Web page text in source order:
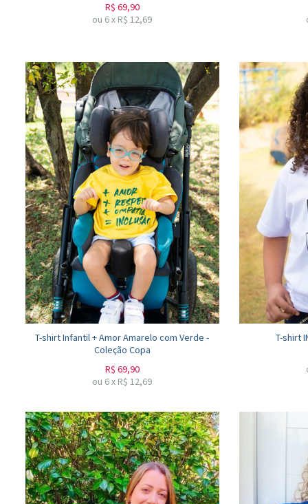
R$ 69,90
ou 6x R$12,69
T-shirt Infantil + Amor Amarelo com Verde -
Coleção Copa
R$ 69,90
ou 6x R$12,69
T-shirt